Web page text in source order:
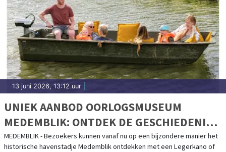
13 juni 2026, 13:12 uur
UNIEK AANBOD OORLOGSMUSEUM
MEDEMBLIK: ONTDEK DE GESCHIEDENIS
VANUIT EEN LEGERBOOT OF LEGERKANO
MEDEMBLIK - Bezoekers kunnen vanaf nu op een bijzondere manier het
historische havenstadje Medemblik ontdekken met een Legerkano of